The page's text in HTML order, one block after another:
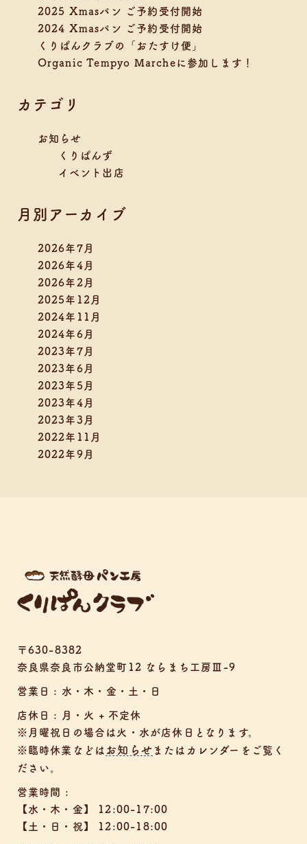
2025 Xmasパン ご予約受付開始
2024 Xmasパン ご予約受付開始
くりぱんクラブの「おたすけ便」
Organic Tempyo Marcheに参加します！
カテゴリ
お知らせ
くりぱんず
イベント出店
月別アーカイブ
2026年7月
2026年4月
2026年2月
2025年12月
2024年11月
2024年6月
2023年7月
2023年6月
2023年5月
2023年4月
2023年3月
2022年11月
2022年9月
〒630-8382
奈良県奈良市公納堂町12 ならまち工房Ⅲ-9
営業日 : 水・木・金・土・日
店休日 : 月・火 + 不定休
※月曜祝日の場合は火・水が店休日となります。
※臨時休業などは お知らせ またはカレンダーをご覧く
ださい。
営業時間 :
【水・木・金】 12:00-17:00
【土・日・祝】 12:00-18:00